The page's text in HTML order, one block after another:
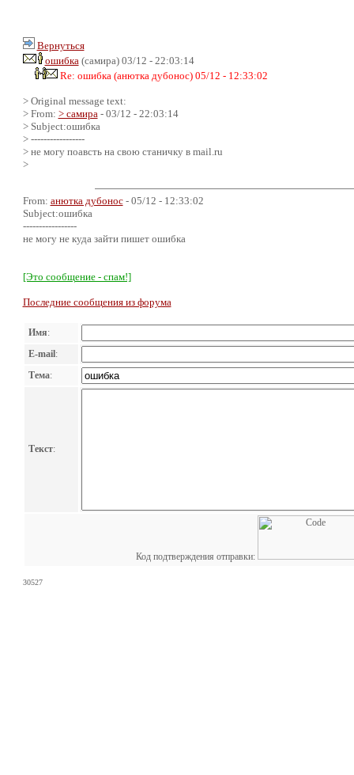
Вернуться
ошибка (самира) 03/12 - 22:03:14
Re: ошибка (анютка дубонос) 05/12 - 12:33:02
> Original message text:
> From: > самира - 03/12 - 22:03:14
> Subject:ошибка
> -----------------
> не могу поавсть на свою станичку в mail.ru
>
From: анютка дубонос- 05/12 - 12:33:02
Subject:ошибка
-----------------
не могу не куда зайти пишет ошибка
[Это сообщение - спам!]
Последние сообщения из форума
Имя:
E-mail:
Тема:
Текст:
Код подтверждения отправки:
30527